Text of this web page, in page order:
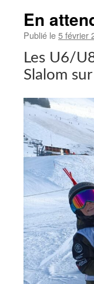
En
Publié le5 février
Les U6/
Slalom